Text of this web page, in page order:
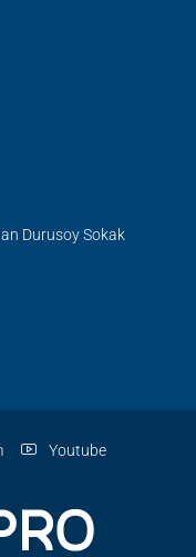
Durusoy Sokak
Youtube